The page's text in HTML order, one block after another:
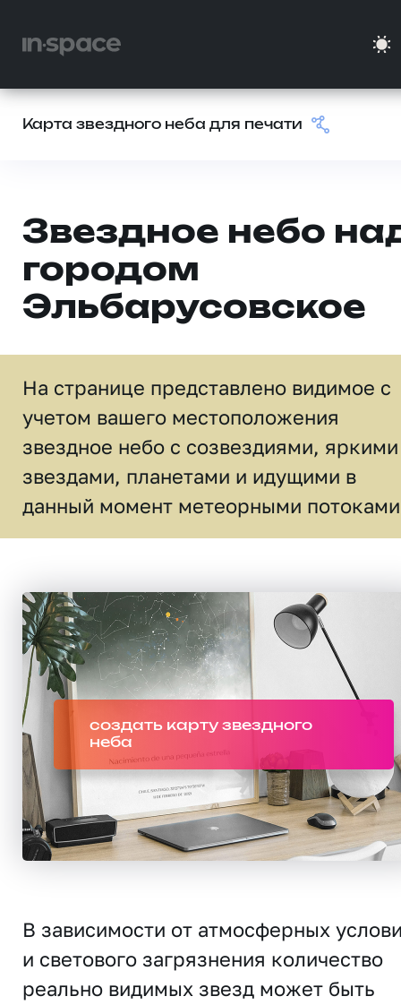
Карта звездного неба для печати
Звездное небо
городом
Эльбарусовское
На странице представлено видимое c
учетом вашего местоположения
звездное небо c созвездиями, яркими
звездами, планетами и идущими в
данный момент метеорными
создать карту звездного
неба
В зависимости от атмосферных
и светового загрязнения количество
реально видимых звезд может быть